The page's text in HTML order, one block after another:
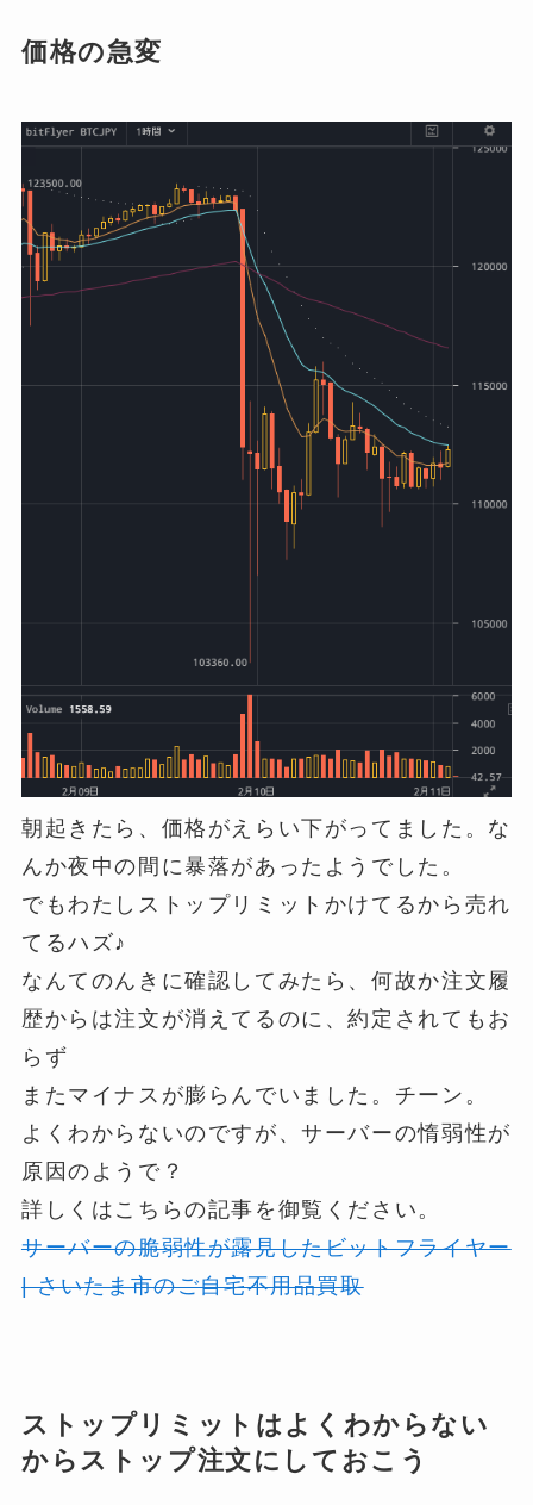
価格の急変
朝起きたら、価格がえらい下がってました。な
んか夜中の間に暴落があったようでした。
でもわたしストップリミットかけてるから売れ
てるハズ♪
なんてのんきに確認してみたら、何故か注文履
歴からは注文が消えてるのに、約定されてもお
らず
またマイナスが膨らんでいました。チーン。
よくわからないのですが、サーバーの惰弱性が
原因のようで？
詳しくはこちらの記事を御覧ください。
サーバーの脆弱性が露見したビットフライヤー
| さいたま市のご自宅不用品買取
ストップリミットはよくわからない
からストップ注文にしておこう